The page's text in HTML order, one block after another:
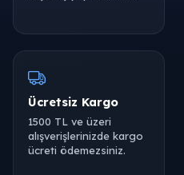
Ücretsiz Kargo
1500 TL ve üzeri
alışverişlerinizde kargo
ücreti ödemezsiniz.